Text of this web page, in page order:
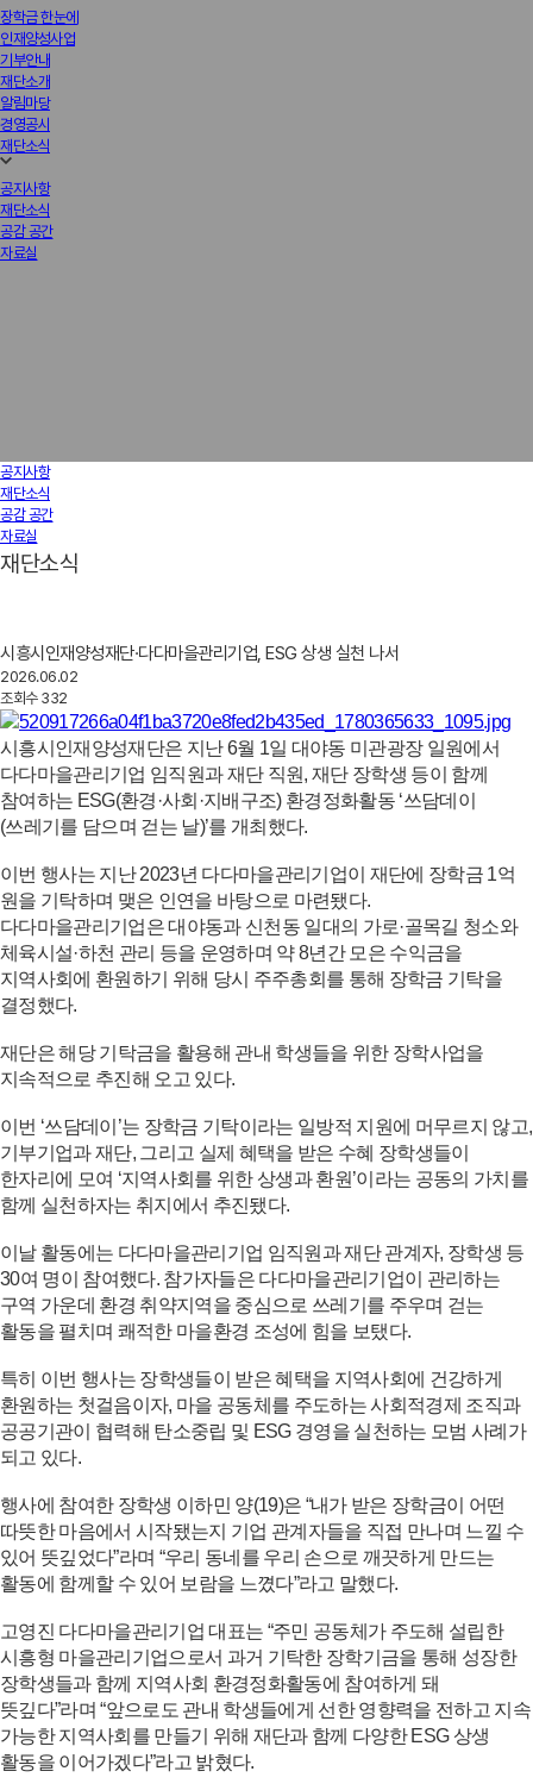
장학금 한눈에
인재양성사업
기부안내
재단소개
알림마당
경영공시
재단소식
공지사항
재단소식
공감 공간
자료실
공지사항
재단소식
공감 공간
자료실
재단소식
시흥시인재양성재단·다다마을관리기업, ESG 상생 실천 나서
2026.06.02
조회수332
시흥시인재양성재단은 지난 6월 1일 대야동 미관광장 일원에서
다다마을관리기업 임직원과 재단 직원, 재단 장학생 등이 함께
참여하는 ESG(환경·사회·지배구조) 환경정화활동 ‘쓰담데이
(쓰레기를 담으며 걷는 날)’를 개최했다.
이번 행사는 지난 2023년 다다마을관리기업이 재단에 장학금 1억
원을 기탁하며 맺은 인연을 바탕으로 마련됐다.
다다마을관리기업은 대야동과 신천동 일대의 가로·골목길 청소와
체육시설·하천 관리 등을 운영하며 약 8년간 모은 수익금을
지역사회에 환원하기 위해 당시 주주총회를 통해 장학금 기탁을
결정했다.
재단은 해당 기탁금을 활용해 관내 학생들을 위한 장학사업을
지속적으로 추진해 오고 있다.
이번 ‘쓰담데이’는 장학금 기탁이라는 일방적 지원에 머무르지 않고,
기부기업과 재단, 그리고 실제 혜택을 받은 수혜 장학생들이
한자리에 모여 ‘지역사회를 위한 상생과 환원’이라는 공동의 가치를
함께 실천하자는 취지에서 추진됐다.
이날 활동에는 다다마을관리기업 임직원과 재단 관계자, 장학생 등
30여 명이 참여했다. 참가자들은 다다마을관리기업이 관리하는
구역 가운데 환경 취약지역을 중심으로 쓰레기를 주우며 걷는
활동을 펼치며 쾌적한 마을환경 조성에 힘을 보탰다.
특히 이번 행사는 장학생들이 받은 혜택을 지역사회에 건강하게
환원하는 첫걸음이자, 마을 공동체를 주도하는 사회적경제 조직과
공공기관이 협력해 탄소중립 및 ESG 경영을 실천하는 모범 사례가
되고 있다.
행사에 참여한 장학생 이하민 양(19)은 “내가 받은 장학금이 어떤
따뜻한 마음에서 시작됐는지 기업 관계자들을 직접 만나며 느낄 수
있어 뜻깊었다”라며 “우리 동네를 우리 손으로 깨끗하게 만드는
활동에 함께할 수 있어 보람을 느꼈다”라고 말했다.
고영진 다다마을관리기업 대표는 “주민 공동체가 주도해 설립한
시흥형 마을관리기업으로서 과거 기탁한 장학기금을 통해 성장한
장학생들과 함께 지역사회 환경정화활동에 참여하게 돼
뜻깊다”라며 “앞으로도 관내 학생들에게 선한 영향력을 전하고 지속
가능한 지역사회를 만들기 위해 재단과 함께 다양한 ESG 상생
활동을 이어가겠다”라고 밝혔다.